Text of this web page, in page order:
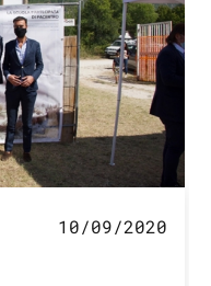
10/09/2020